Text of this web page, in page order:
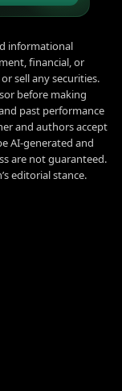
informational
financial, or
sell any securities.
before making
past performance
and authors accept
AI-generated and
are not guaranteed.
editorial stance.